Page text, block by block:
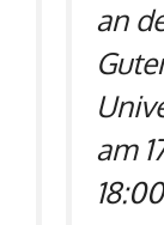
an
am